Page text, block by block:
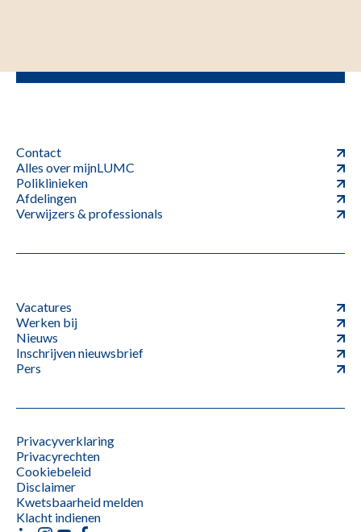
Contact
Alles over mijnLUMC
Poliklinieken
Afdelingen
Verwijzers & professionals
Vacatures
Werken bij
Nieuws
Inschrijven nieuwsbrief
Pers
Privacyverklaring
Privacyrechten
Cookiebeleid
Disclaimer
Kwetsbaarheid melden
Klacht indienen